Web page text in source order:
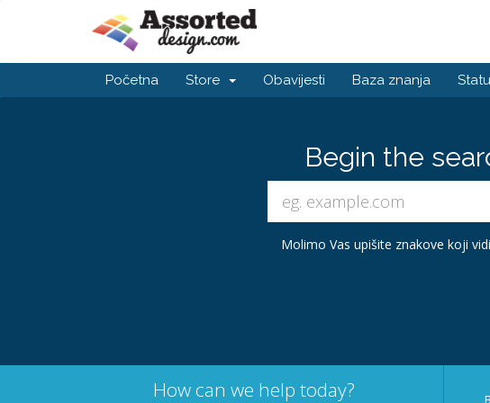
Početna Store Obavijesti Baza znanja
Begin the
Molimo Vas upišite znakove koji
How can we help today?